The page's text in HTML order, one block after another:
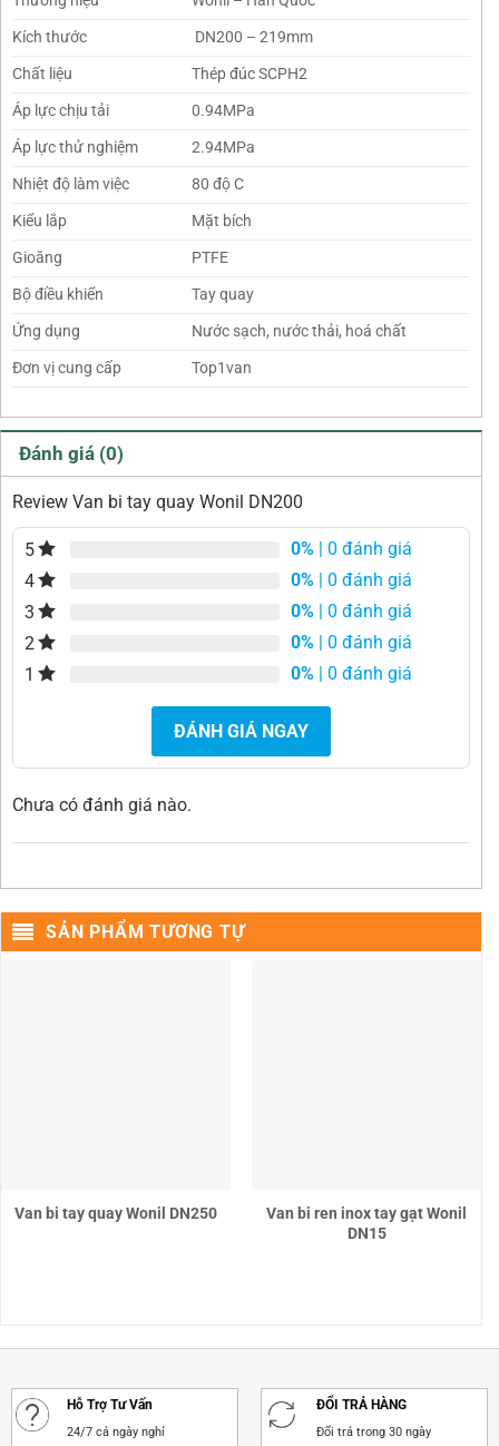
Kích thước
DN200 – 219mm
Chất liệu
Thép đúc SCPH2
Áp lực chịu tải
0.94MPa
Áp lực thử nghiệm
2.94MPa
Nhiệt độ làm việc
80 độ C
Kiểu lắp
Mặt bích
Gioăng
PTFE
Bộ điều khiển
Tay quay
Ứng dụng
Nước sạch, nước thải, hoá chất
Đơn vị cung cấp
Top1van
Đánh giá (0)
Review Van bi tay quay Wonil DN200
5 0% | 0 đánh giá
4
0% | 0 đánh giá
3
0% | 0 đánh giá
2
0% | 0 đánh giá
1
0% | 0 đánh giá
ĐÁNH GIÁ NGAY
Chưa có đánh giá nào.
SẢN PHẨM TƯƠNG TỰ
Van bi tay quay Wonil DN250
Van bi ren inox tay gạt Wonil
DN15
Hỗ Trợ Tư Vấn
24/7 cả ngày nghỉ
ĐỔI TRẢ HÀNG
Đổi trả trong 30 ngày